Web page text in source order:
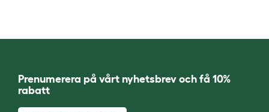
Prenumerera på vårt nyhetsbrev och få 10%
rabatt